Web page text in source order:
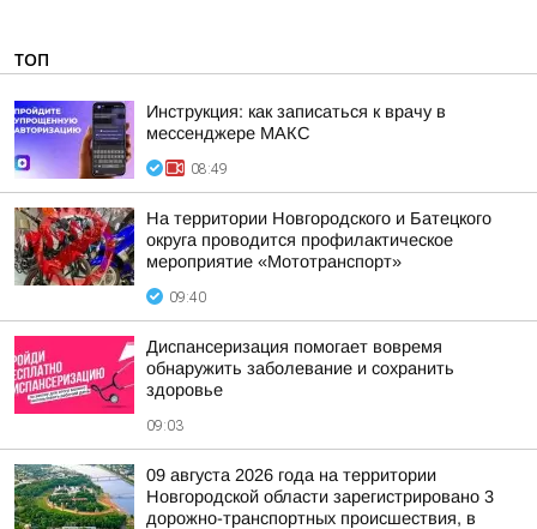
ТОП
Инструкция: как записаться к врачу в
мессенджере МАКС
08:49
На территории Новгородского и Батецкого
округа проводится профилактическое
мероприятие «Мототранспорт»
09:40
Диспансеризация помогает вовремя
обнаружить заболевание и сохранить
здоровье
09:03
09 августа 2026 года на территории
Новгородской области зарегистрировано 3
дорожно-транспортных происшествия, в